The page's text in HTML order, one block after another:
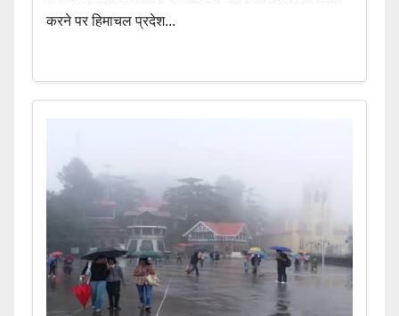
करने पर हिमाचल प्रदेश...